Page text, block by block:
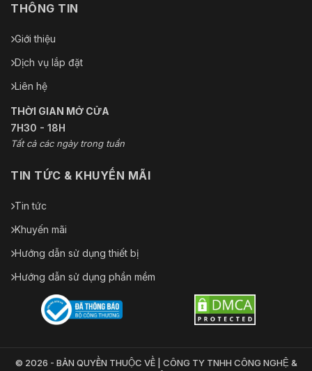
THÔNG TIN
Giới thiệu
Dịch vụ lắp đặt
Liên hệ
THỜI GIAN MỞ CỬA
7H30 - 18H
Tất cả các ngày trong tuần
TIN TỨC & KHUYẾN MÃI
Tin tức
Khuyến mãi
Hướng dẫn sử dụng thiết bị
Hướng dẫn sử dụng phần mềm
© 2026 - BẢN QUYỀN THUỘC VỀ | CÔNG TY TNHH CÔNG NGHỆ &